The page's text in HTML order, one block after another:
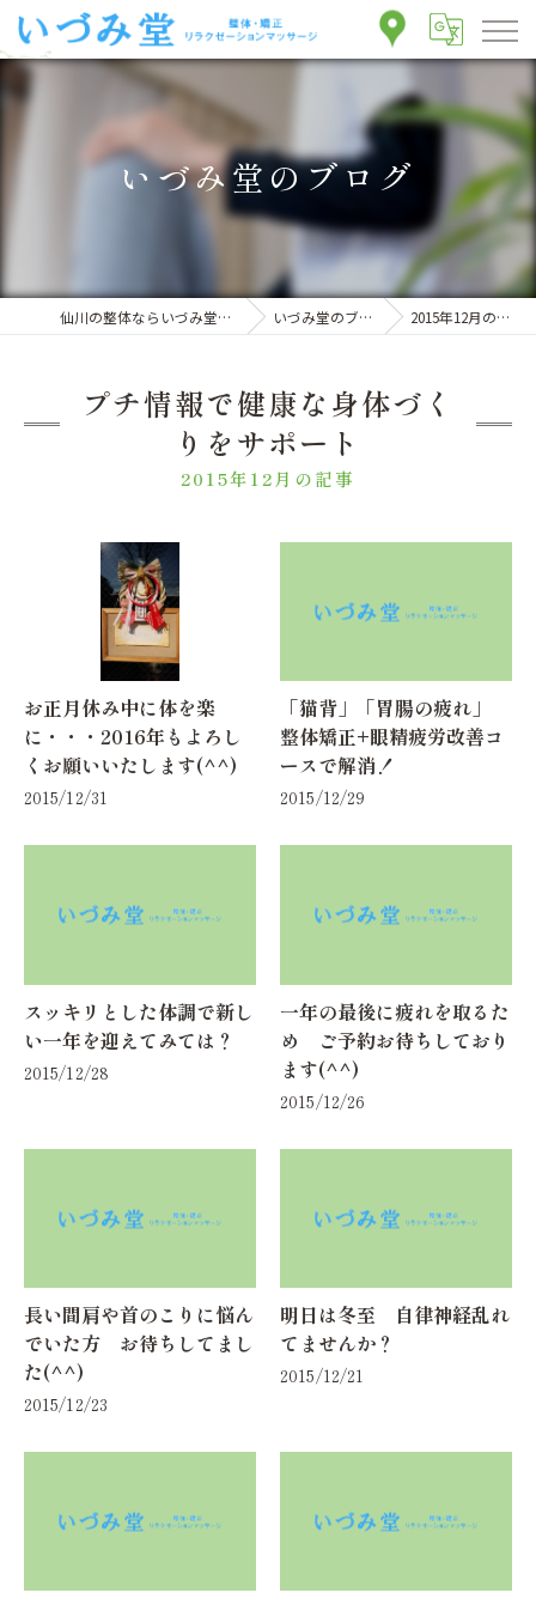
いづみ堂のブログ
仙川の整体ならいづみ堂整体院 いづみ堂のブログ 2015年12月の記事
プチ情報で健康な身体づく
りをサポート
2015年12月の記事
お正月休み中に体を楽
に・・・2016年もよろし
くお願いいたします(^^)
2015/12/31
「猫背」「胃腸の疲れ」
整体矯正+眼精疲労改善コ
ースで解消！
2015/12/29
スッキリとした体調で新し
い一年を迎えてみては？
2015/12/28
一年の最後に疲れを取るた
め ご予約お待ちしており
ます(^^)
2015/12/26
長い間肩や首のこりに悩ん
でいた方 お待ちしてまし
た(^^)
2015/12/23
明日は冬至 自律神経乱れ
てませんか？
2015/12/21